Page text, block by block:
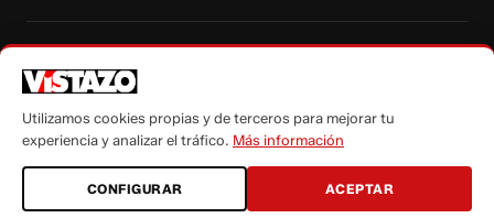
autorización escrita de su titular, de todos los contenidos de Vistazo.com.
Utilizamos cookies propias y de terceros para mejorar tu
experiencia y analizar el tráfico. Más información
CONFIGURAR ACEPTAR